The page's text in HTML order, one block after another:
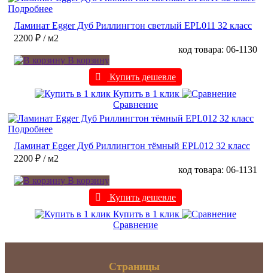
Подробнее
Ламинат Egger Дуб Риллингтон светлый EPL011 32 класс
2200 ₽ / м2
код товара: 06-1130
В корзину
Купить дешевле
Купить в 1 клик
Сравнение
Подробнее
Ламинат Egger Дуб Риллингтон тёмный EPL012 32 класс
2200 ₽ / м2
код товара: 06-1131
В корзину
Купить дешевле
Купить в 1 клик
Сравнение
Страницы